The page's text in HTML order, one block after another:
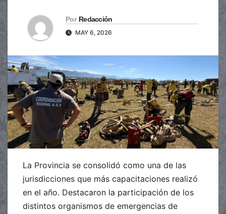
Por Redacción
MAY 6, 2026
La Provincia se consolidó como una de las
jurisdicciones que más capacitaciones realizó
en el año. Destacaron la participación de los
distintos organismos de emergencias de